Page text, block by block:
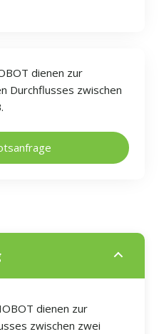
dienen zur
Durchflusses zwischen
dienen zur
zwischen zwei